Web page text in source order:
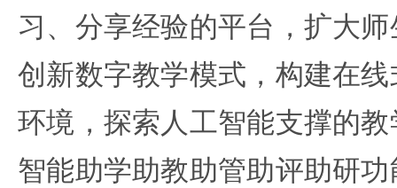
习、分享经验的平台，扩大
创新数字教学模式，构建在
环境，探索人工智能支撑的
智能助学助教助管助评助研